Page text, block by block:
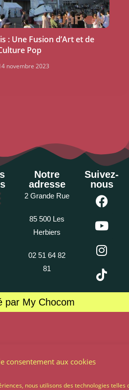
consentement aux cookies
nous utilisons des technologies telles
: Une Fusion d’Art et de
Pop
novembre 2023
Notre
adresse
2 Grande Rue
85 500 Les
Herbiers
02 51 64 82
81
Suivez-
nous
par My Chocom